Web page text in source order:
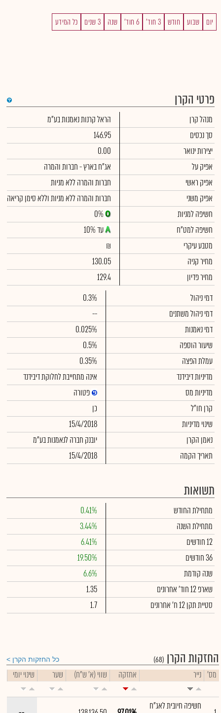
יום שבוע חודש 3 חוד' 6 חוד' שנה 3 שנים כל המידע
פרטי הקרן
מנהל קרן
הראל קרנות נאמנות בע"מ
סך נכסים
146.95
יצירות ינואר
0.00
אפיק על
אג"ח בארץ - חברות והמרה
אפיק ראשי
חברות והמרה ללא מניות
אפיק משני
חברות והמרה ללא מניות וללא סימן קריאה
חשיפה למניות
0%
חשיפה למט"ח
עד 10%
מטבע עיקרי
₪
מחיר קניה
130.05
מחיר פדיון
129.4
דמי ניהול
0.3%
דמי ניהול משתנים
--
דמי נאמנות
0.025%
שיעור הוספה
0.5%
עמלת הפצה
0.35%
מדיניות דיבידנד
אינה מתחייבת לחלוקת דיבידנד
מדיניות מס
פטורה
קרן חו"ל
כן
שינוי מדיניות
15/4/2018
נאמן הקרן
יובנק חברה לנאמנות בע"מ
תאריך הקמה
15/4/2018
תשואות
מתחילת החודש
0.41%
מתחילת השנה
3.44%
12 חודשים
6.41%
36 חודשים
19.50%
שנה קודמת
6.6%
שארפ 12 חוד' אחרונים
1.35
סטיית תקן 12 ח' אחרונים
1.7
החזקות הקרן (68) כל החזקות הקרן
מס' נייר אחזקה שווי (א' ש"ח) שער שינוי יומי
חשיפה חיובית לאג"ח